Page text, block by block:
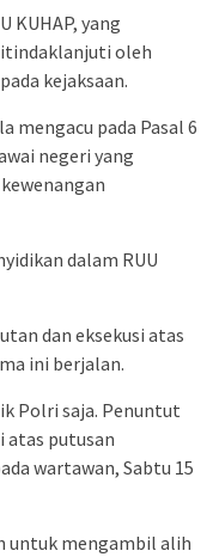
KUHAP, yang
oleh
kejaksaan.
mengacu pada Pasal 6
negeri yang
dalam RUU
dan eksekusi atas
ini berjalan.
Polri saja. Penuntut
atas putusan
wartawan, Sabtu 15
untuk mengambil alih